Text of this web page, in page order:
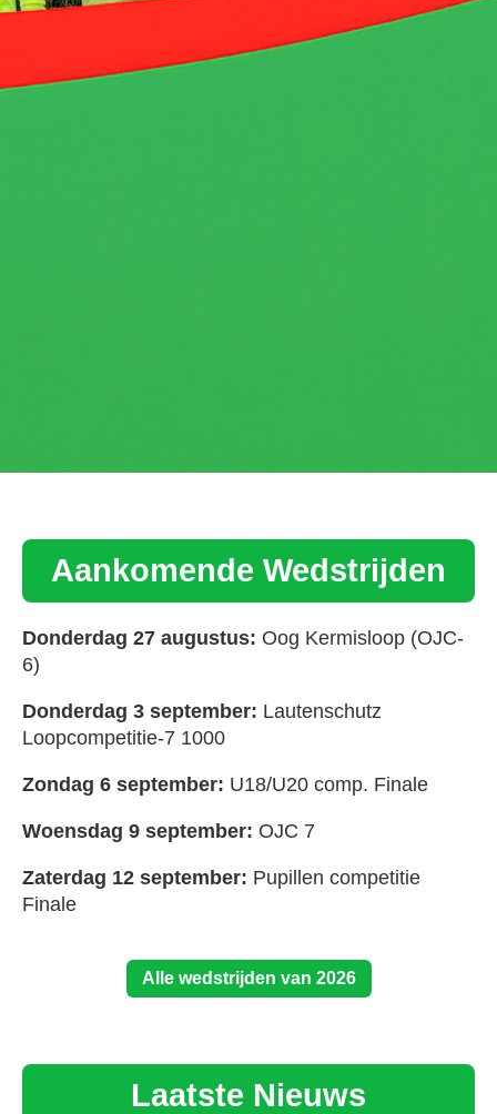
Aankomende Wedstrijden
Donderdag 27 augustus: Oog Kermisloop (OJC-
6)
Donderdag 3 september: Lautenschutz
Loopcompetitie-7 1000
Zondag 6 september: U18/U20 comp. Finale
Woensdag 9 september: OJC 7
Zaterdag 12 september: Pupillen competitie
Finale
Alle wedstrijden van 2026
Laatste Nieuws